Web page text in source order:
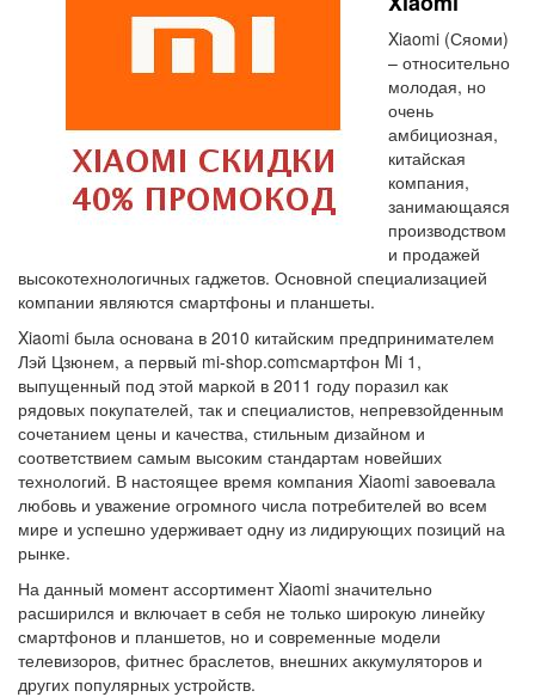
Xiaomi (Сяоми)
– относительно
молодая, но
очень
амбициозная,
китайская
компания,
занимающаяся
производством
и продажей
высокотехнологичных гаджетов. Основной специализацией
компании являются смартфоны и планшеты.
Xiaomi была основана в 2010 китайским предпринимателем
Лэй Цзюнем, а первый mi-shop.comсмартфон Mi 1,
выпущенный под этой маркой в 2011 году поразил как
рядовых покупателей, так и специалистов, непревзойденным
сочетанием цены и качества, стильным дизайном и
соответствием самым высоким стандартам новейших
технологий. В настоящее время компания Xiaomi завоевала
любовь и уважение огромного числа потребителей во всем
мире и успешно удерживает одну из лидирующих позиций на
рынке.
На данный момент ассортимент Xiaomi значительно
расширился и включает в себя не только широкую линейку
смартфонов и планшетов, но и современные модели
телевизоров, фитнес браслетов, внешних аккумуляторов и
других популярных устройств.